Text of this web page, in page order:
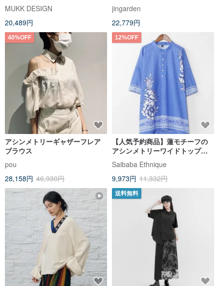
MUKK DESIGN
20,489円
jingarden
22,779円
40%OFF
アシンメトリーギャザーフレア
ブラウス
pou
28,158円 46,930円
12%OFF
【人気予約商品】蓮モチーフの
アシンメトリーワイドトップス
（3 色）IAC-6258
Saibaba Ethnique
9,973円 11,332円
送料無料